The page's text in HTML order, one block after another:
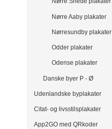
Nørre Aaby plakater
Nørresundby plakater
Odder plakater
Odense plakater
Danske byer P - Ø
Udenlandske byplakater
Citat- og livsstilsplakater
App2GO med QRkoder